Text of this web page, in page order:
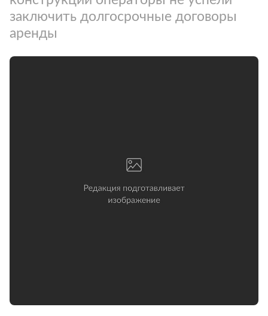
заключить долгосрочные договоры
аренды